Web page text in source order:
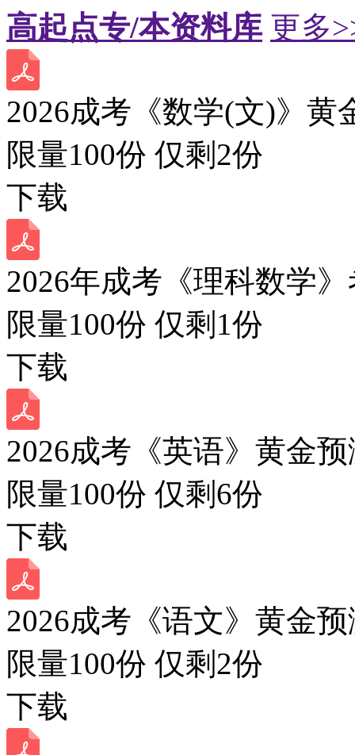
高起点专/本资料库 更多
2026成考《数学(文)》黄
限量100份 仅剩 2份
下载
2026年成考《理科数学
限量100份 仅剩 1份
下载
2026成考《英语》黄金
限量100份 仅剩 6份
下载
2026成考《语文》黄金
限量100份 仅剩 2份
下载